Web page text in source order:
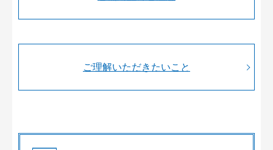
ご理解いただきたいこと